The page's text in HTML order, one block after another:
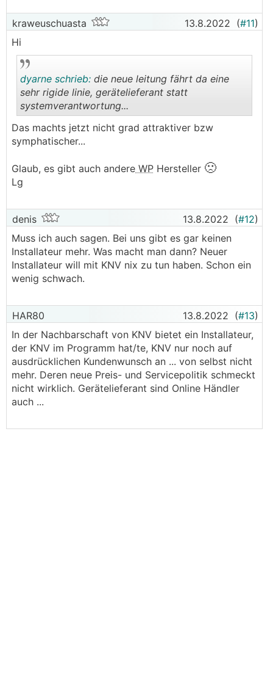
kraweuschuasta 13.8.2022 (#11)
Hi
..
dyarne schrieb: die neue leitung fährt da eine
sehr rigide linie, gerätelieferant statt
systemverantwortung...
Das machts jetzt nicht grad attraktiver bzw
symphatischer...
Glaub, es gibt auch andere WP Hersteller 🙁
Lg
denis 13.8.2022 (#12)
Muss ich auch sagen. Bei uns gibt es gar keinen
Installateur mehr. Was macht man dann? Neuer
Installateur will mit KNV nix zu tun haben. Schon ein
wenig schwach.
HAR80 13.8.2022 (#13)
In der Nachbarschaft von KNV bietet ein Installateur,
der KNV im Programm hat/te, KNV nur noch auf
ausdrücklichen Kundenwunsch an ... von selbst nicht
mehr. Deren neue Preis- und Servicepolitik schmeckt
nicht wirklich. Gerätelieferant sind Online Händler
auch ...